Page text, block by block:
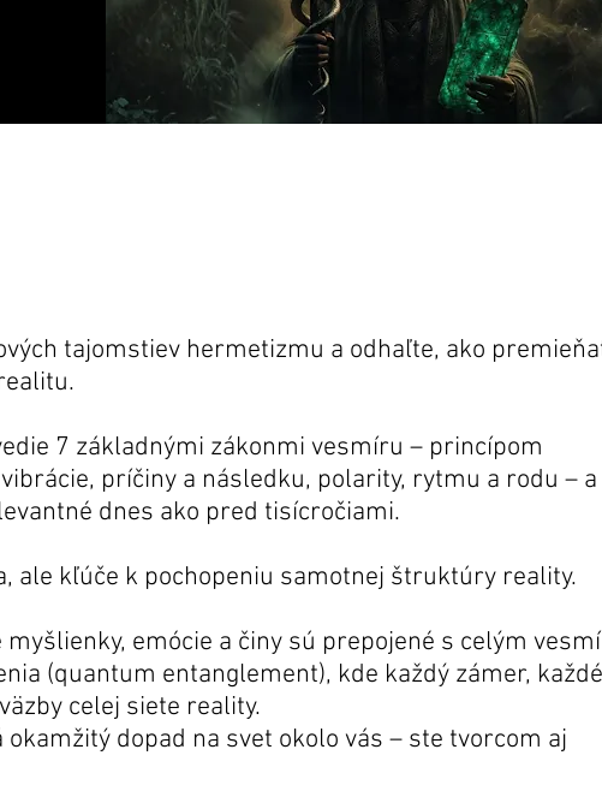
tajomstiev hermetizmu a odhaľte, ako
7 základnými zákonmi vesmíru – princípom
príčiny a následku, polarity, rytmu a rodu – a
dnes ako pred tisícročiami.
ale kľúče k pochopeniu samotnej štruktúry reality.
emócie a činy sú prepojené s celým
(quantum entanglement), kde každý zámer, každé
celej siete reality.
dopad na svet okolo vás – ste tvorcom aj